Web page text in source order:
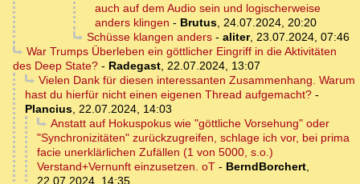
auch auf dem Audio sein und logischerweise
anders klingen - Brutus, 24.07.2024, 20:20
Schüsse klangen anders- aliter, 23.07.2024, 07:46
War Trumps Überleben ein göttlicher Eingriff in die Aktivitäten
des Deep State? - Radegast, 22.07.2024, 13:07
Vielen Dank für diesen interessanten Zusammenhang. Warum
hast du hierfür nicht einen eigenen Thread aufgemacht? -
Plancius, 22.07.2024, 14:03
Anstatt auf Hokuspokus wie "göttliche Vorsehung" oder
"Synchronizitäten" zurückzugreifen, schlage ich vor, bei prima
facie unerklärlichen Zufällen (1 von 5000, s.o.)
Verstand+Vernunft einzusetzen. oT - BerndBorchert,
22.07.2024, 14:35